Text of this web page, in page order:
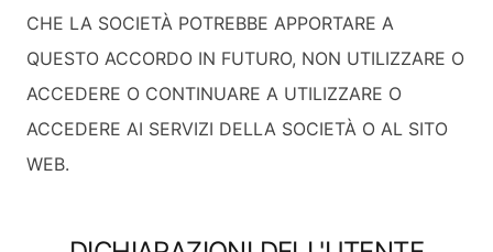
CHE LA SOCIETÀ POTREBBE APPORTARE A
QUESTO ACCORDO IN FUTURO, NON UTILIZZARE O
ACCEDERE O CONTINUARE A UTILIZZARE O
ACCEDERE AI SERVIZI DELLA SOCIETÀ O AL SITO
WEB.